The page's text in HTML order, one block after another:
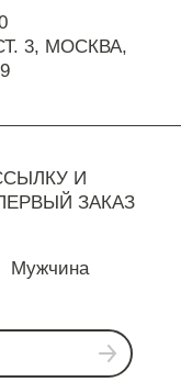
3, МОСКВА,
И
ЗАКАЗ
Мужчина